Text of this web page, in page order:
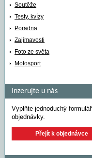
Soutěže
Testy, kvízy
Poradna
Zajímavosti
Foto ze světa
Motosport
Inzerujte u nás
Vyplňte jednoduchý formulář
objednávky.
Přejít k objednávce